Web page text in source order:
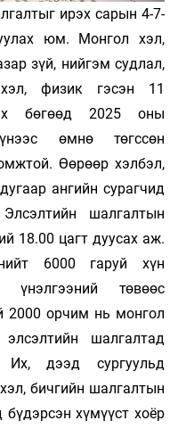
ирэх сарын 4-7-
юм. Монгол хэл,
зүй, нийгэм судлал,
физик гэсэн 11
бөгөөд 2025 оны
өмнө төгссөн
Өөрөөр хэлбэл,
ангийн сурагчид
шалгалтын
18.00 цагт дуусах аж.
6000 гаруй хүн
үнэлгээний төвөөс
2000 орчим нь монгол
шалгалтад
Их, дээд сургуульд
бичгийн шалгалтын
хүмүүст хоёр